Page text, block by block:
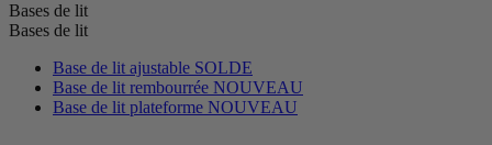
Bases de lit
Bases de lit
Base de lit ajustable SOLDE
Base de lit rembourrée NOUVEAU
Base de lit plateforme NOUVEAU